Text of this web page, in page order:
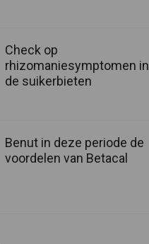
Check op
rhizomaniesymptomen in
de suikerbieten
Benut in deze periode de
voordelen van Betacal